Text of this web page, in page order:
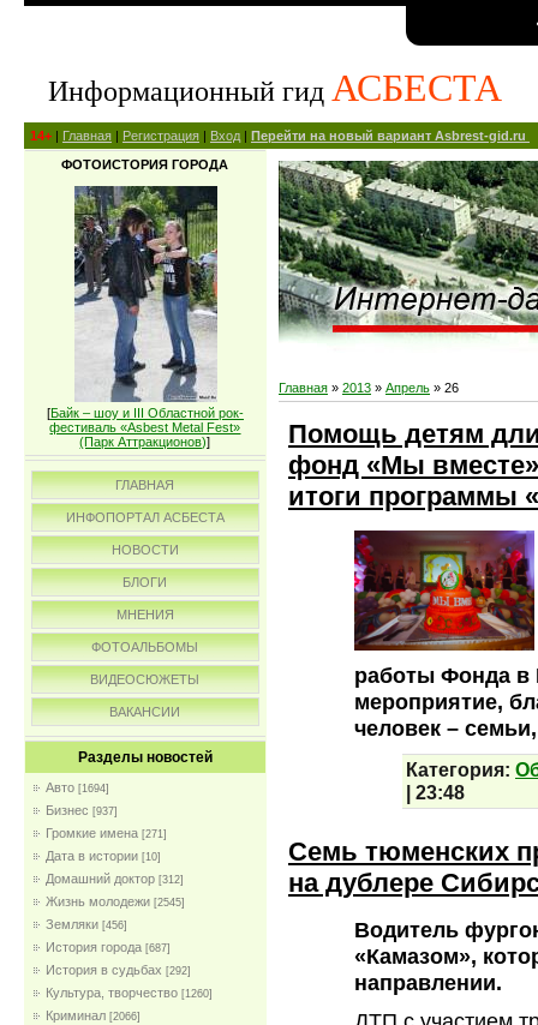
Информационный гид АСБЕСТА
14+ | Главная | Регистрация | Вход | Перейти на новый вариант Asbrest-gid.ru
ФОТОИСТОРИЯ ГОРОДА
[Байк – шоу и III Областной рок-
фестиваль «Asbest Metal Fest»
(Парк Аттракционов)]
ГЛАВНАЯ
ИНФОПОРТАЛ АСБЕСТА
НОВОСТИ
БЛОГИ
МНЕНИЯ
ФОТОАЛЬБОМЫ
ВИДЕОСЮЖЕТЫ
ВАКАНСИИ
Разделы новостей
Авто [1694]
Бизнес [937]
Громкие имена [271]
Дата в истории [10]
Домашний доктор [312]
Жизнь молодежи [2545]
Земляки [456]
История города [687]
История в судьбах [292]
Культура, творчество [1260]
Криминал [2066]
Главная » 2013 » Апрель » 26
Помощь детям
фонд «Мы
итоги программы
работы Фонда в
мероприятие,
человек –
Категория:
| 23:48
Семь тюменских
на дублере
Водитель
«Камазом»,
направлении.